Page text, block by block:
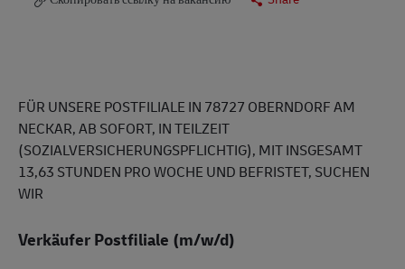
FÜR UNSERE POSTFILIALE IN 78727 OBERNDORF AM
NECKAR, AB SOFORT, IN TEILZEIT
(SOZIALVERSICHERUNGSPFLICHTIG), MIT INSGESAMT
13,63 STUNDEN PRO WOCHE UND BEFRISTET, SUCHEN
WIR
Verkäufer Postfiliale (m/w/d)